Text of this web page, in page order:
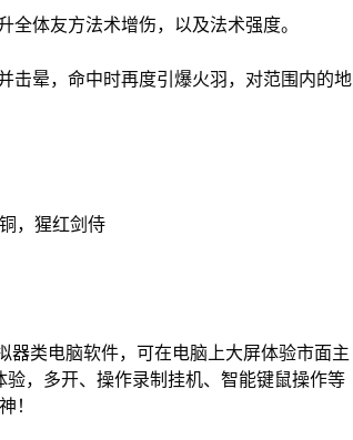
体友方法术增伤，以及法术强度。
击晕，命中时再度引爆火羽，对范围内的地
，猩红剑侍
器类电脑软件，可在电脑上大屏体验市面主
，多开、操作录制挂机、智能键鼠操作等
！